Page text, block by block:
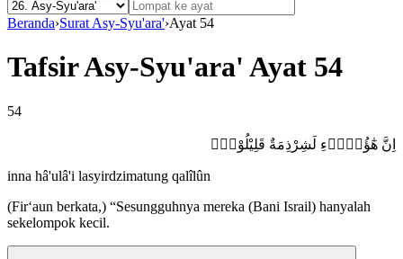
Beranda›Surat Asy-Syu'ara'›Ayat 54
Tafsir Asy-Syu'ara' Ayat 54
54
اِنَّ هٰٓؤُلَاۤءِ لَشِرْذِمَةٌ قَلِيْلُوْنَۙ
inna hâ'ulâ'i lasyirdzimatung qalîlûn
(Fir‘aun berkata,) “Sesungguhnya mereka (Bani Israil) hanyalah
sekelompok kecil.